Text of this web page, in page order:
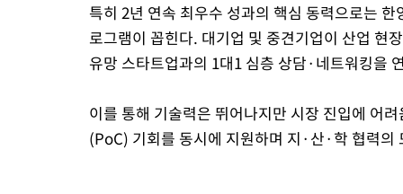
특히 2년 연속 최우수 성과의 핵심 동력으로는
로그램이 꼽힌다. 대기업 및 중견기업이 산업 현
유망 스타트업과의 1대1 심층 상담·네트워킹을
이를 통해 기술력은 뛰어나지만 시장 진입에 어
(PoC) 기회를 동시에 지원하며 지·산·학 협력의